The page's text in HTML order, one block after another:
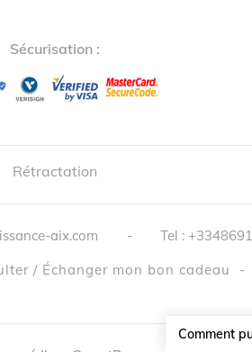
Sécurisation :
Rétractation
aix.com - Tel :
/ Échanger mon bon cadeau -
Comment